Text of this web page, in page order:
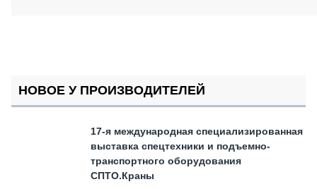
НОВОЕ У ПРОИЗВОДИТЕЛЕЙ
17-я международная специализированная
выставка спецтехники и подъемно-
транспортного оборудования
СПТО.Краны